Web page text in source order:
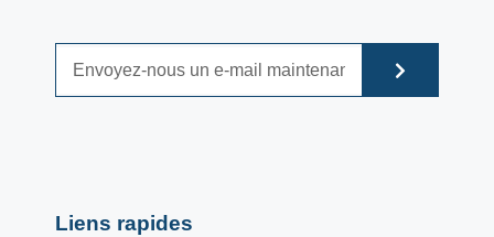
Liens rapides